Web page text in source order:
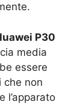
P30
media
essere
che non
l’apparato